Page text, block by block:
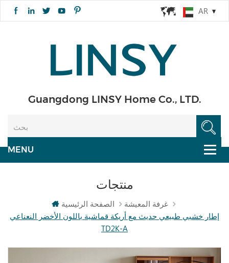
AR
Guangdong LINSY Home Co., LTD.
منتجات
الصفحة الرئيسية
غرفة المعيشة
إطار خشبي طبيعي حديث مع أريكة قماشية باللون الأخضر النعناعي
TD2K-A